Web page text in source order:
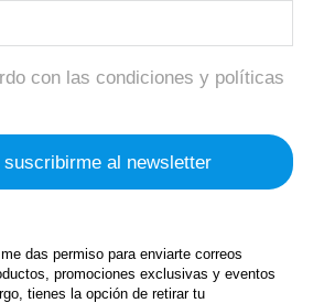
con las condiciones y políticas
das permiso para enviarte correos
promociones exclusivas y eventos
tienes la opción de retirar tu